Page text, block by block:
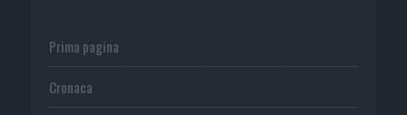
Prima pagina
Cronaca